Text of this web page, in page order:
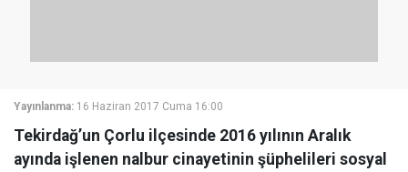
Yayınlanma: 16 Haziran 2017 Cuma 16:00
Tekirdağ’un Çorlu ilçesinde 2016 yılının Aralık
ayında işlenen nalbur cinayetinin şüphelileri sosyal